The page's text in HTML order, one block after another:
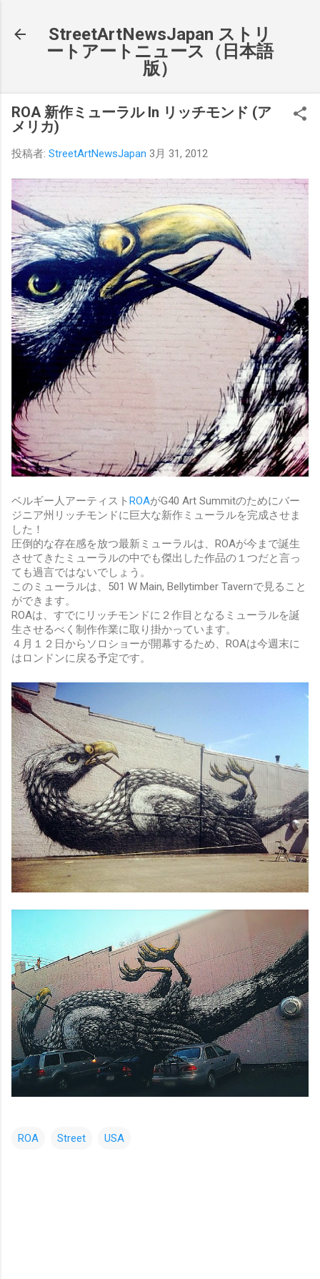
StreetArtNewsJapan ストリ
ートアートニュース（日本語
版）
ROA 新作ミューラル In リッチモンド (ア
メリカ)
投稿者: StreetArtNewsJapan 3月 31, 2012
ベルギー人アーティスト ROAがG40 Art Summitのためにバー
ジニア州リッチモンドに巨大な新作ミューラルを完成させま
した！
圧倒的な存在感を放つ最新ミューラルは、ROAが今まで誕生
させてきたミューラルの中でも傑出した作品の１つだと言っ
ても過言ではないでしょう。
このミューラルは、501 W Main, Bellytimber Tavernで見ること
ができます。
ROAは、すでにリッチモンドに２作目となるミューラルを誕
生させるべく制作作業に取り掛かっています。
４月１２日からソロショーが開幕するため、ROAは今週末に
はロンドンに戻る予定です。
ROA Street USA